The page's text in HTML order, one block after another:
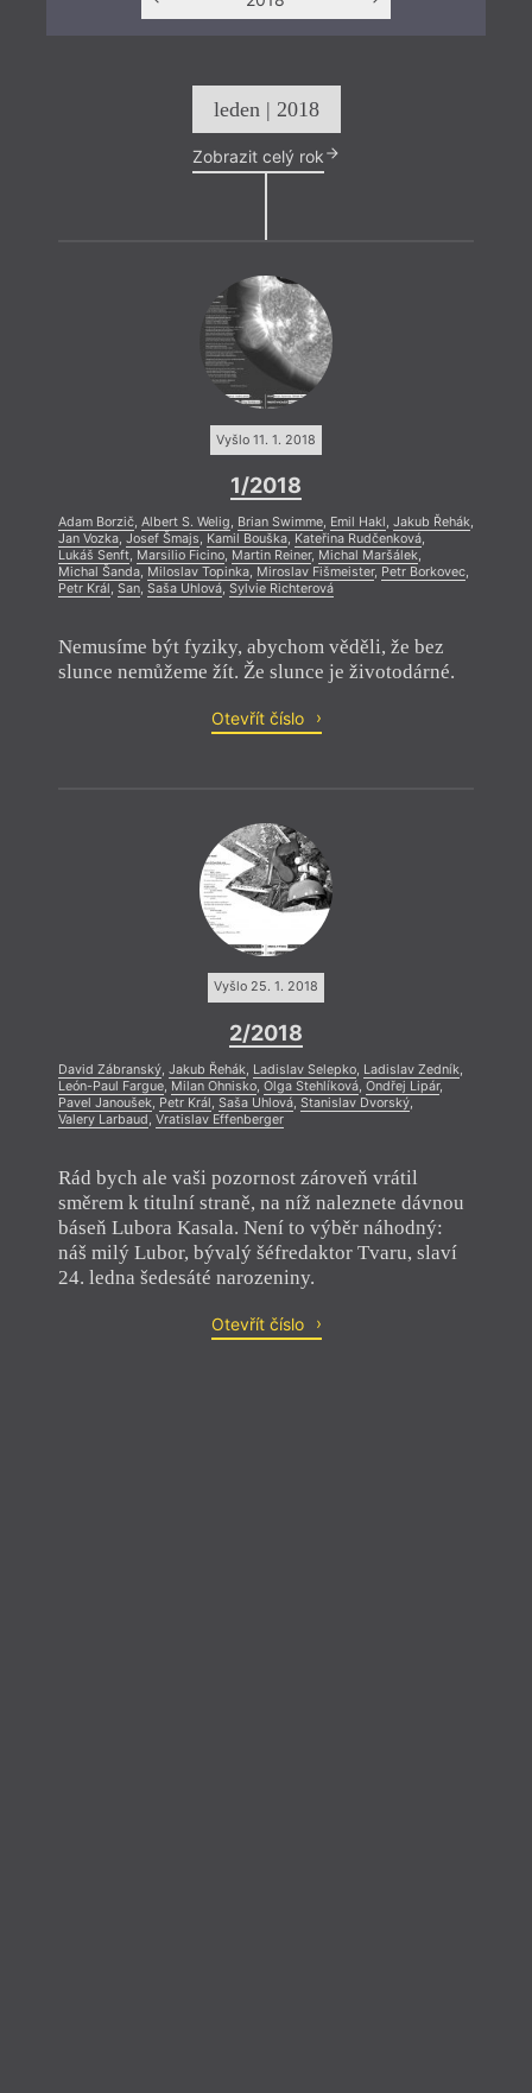
leden | 2018
Zobrazit celý rok
Vyšlo 11. 1. 2018
1/2018
Adam Borzič, Albert S. Welig, Brian Swimme, Emil Hakl, Jakub Řehák,
Jan Vozka, Josef Šmajs, Kamil Bouška, Kateřina Rudčenková,
Lukáš Senft, Marsilio Ficino, Martin Reiner, Michal Maršálek,
Michal Šanda, Miloslav Topinka, Miroslav Fišmeister, Petr Borkovec,
Petr Král, San, Saša Uhlová, Sylvie Richterová
Nemusíme být fyziky, abychom věděli, že bez
slunce nemůžeme žít. Že slunce je životodárné.
Otevřít číslo
Vyšlo 25. 1. 2018
2/2018
David Zábranský, Jakub Řehák, Ladislav Selepko, Ladislav Zedník,
León-Paul Fargue, Milan Ohnisko, Olga Stehlíková, Ondřej Lipár,
Pavel Janoušek, Petr Král, Saša Uhlová, Stanislav Dvorský,
Valery Larbaud, Vratislav Effenberger
Rád bych ale vaši pozornost zároveň vrátil
směrem k titulní straně, na níž naleznete dávnou
báseň Lubora Kasala. Není to výběr náhodný:
náš milý Lubor, bývalý šéfredaktor Tvaru, slaví
24. ledna šedesáté narozeniny.
Otevřít číslo